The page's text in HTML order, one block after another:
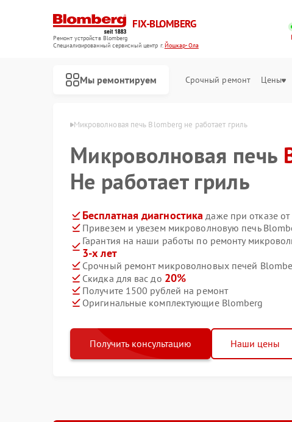
FIX-BLOMBERG
Ремонт устройств Blomberg
Специализированный cервисный центр г.Йошкар-Ола
Мы ремонтируем Срочный ремонт Цены
Микроволновая печь Blomberg не работает гриль
Микроволновая печь
Не работает гриль
Бесплатная диагностика даже при отказе
Привезем и увезем микроволновую печь
Гарантия на наши работы по ремонту
3-х лет
Срочный ремонт микроволновых печей
Скидка для вас до 20%
Получите 1500 рублей на ремонт
Оригинальные комплектующие Blomberg
Получить консультацию Наши цены